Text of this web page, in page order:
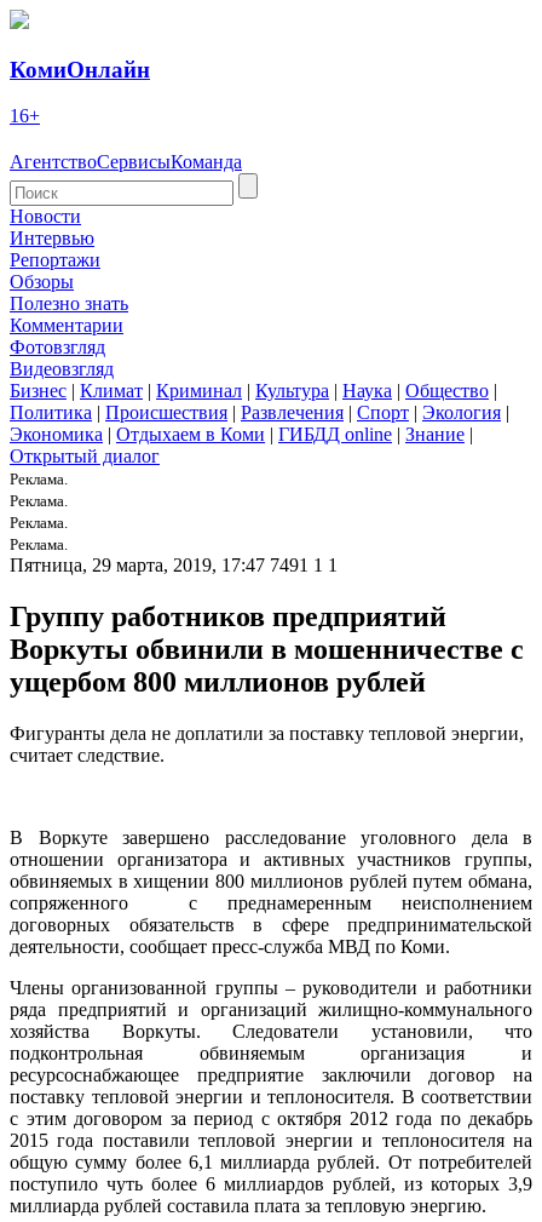
КомиОнлайн
16+
АгентствоСервисыКоманда
Новости
Интервью
Репортажи
Обзоры
Полезно знать
Комментарии
Фотовзгляд
Видеовзгляд
Бизнес | Климат | Криминал | Культура | Наука | Общество |
Политика | Происшествия | Развлечения | Спорт | Экология |
Экономика | Отдыхаем в Коми | ГИБДД online | Знание |
Открытый диалог
Реклама.
Реклама.
Реклама.
Реклама.
Пятница, 29 марта, 2019, 17:47 7491 1 1
Группу работников предприятий
Воркуты обвинили в мошенничестве с
ущербом 800 миллионов рублей
Фигуранты дела не доплатили за поставку тепловой энергии,
считает следствие.
В Воркуте завершено расследование уголовного дела в
отношении организатора и активных участников группы,
обвиняемых в хищении 800 миллионов рублей путем обмана,
сопряженного с преднамеренным неисполнением
договорных обязательств в сфере предпринимательской
деятельности, сообщает пресс-служба МВД по Коми.
Члены организованной группы – руководители и работники
ряда предприятий и организаций жилищно-коммунального
хозяйства Воркуты. Следователи установили, что
подконтрольная обвиняемым организация и
ресурсоснабжающее предприятие заключили договор на
поставку тепловой энергии и теплоносителя. В соответствии
с этим договором за период с октября 2012 года по декабрь
2015 года поставили тепловой энергии и теплоносителя на
общую сумму более 6,1 миллиарда рублей. От потребителей
поступило чуть более 6 миллиардов рублей, из которых 3,9
миллиарда рублей составила плата за тепловую энергию.